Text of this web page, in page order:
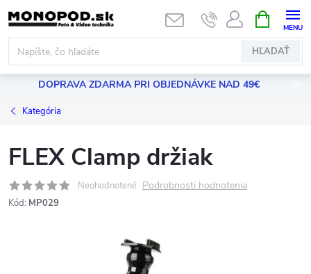
Prejsť
na
obsah
HĽADAŤ
KOŠÍK
DOPRAVA ZDARMA PRI OBJEDNÁVKE NAD 49€
Kategória
FLEX Clamp držiak
Neohodnotené Podrobnosti hodnotenia
Kód: MP029